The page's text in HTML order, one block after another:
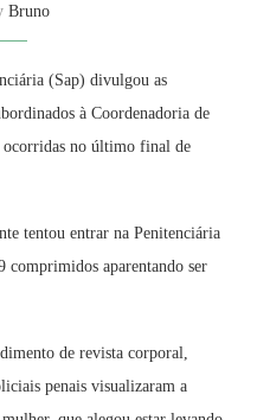
Bruno
(Sap) divulgou as
à Coordenadoria de
ocorridas no último final de
tentou entrar na Penitenciária
comprimidos aparentando ser
de revista corporal,
penais visualizaram a